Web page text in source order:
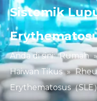
Sistemik
Anda di sini: Rumah
Haiwan Tikus »
Erythematosus（SLE